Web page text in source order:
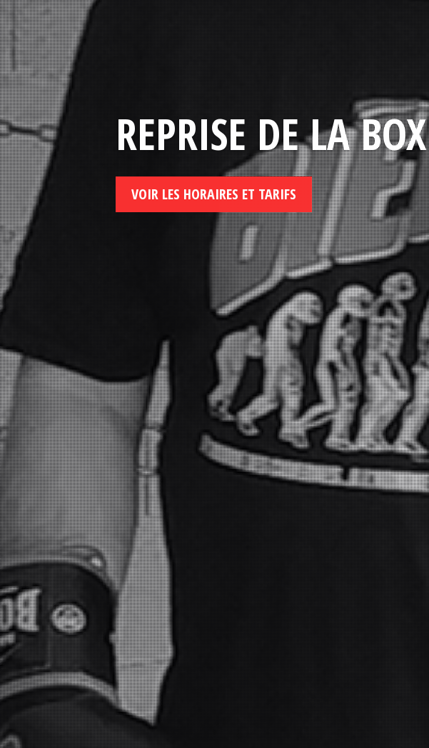
REPRISE DE LA
VOIR LES HORAIRES ET TARIFS